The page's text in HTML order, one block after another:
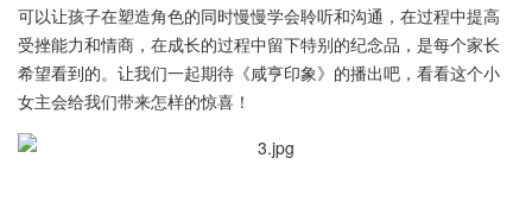
可以让孩子在塑造角色的同时慢慢学会聆听和沟通，在过程中提高
受挫能力和情商，在成长的过程中留下特别的纪念品，是每个家长
希望看到的。让我们一起期待《咸亨印象》的播出吧，看看这个小
女主会给我们带来怎样的惊喜！